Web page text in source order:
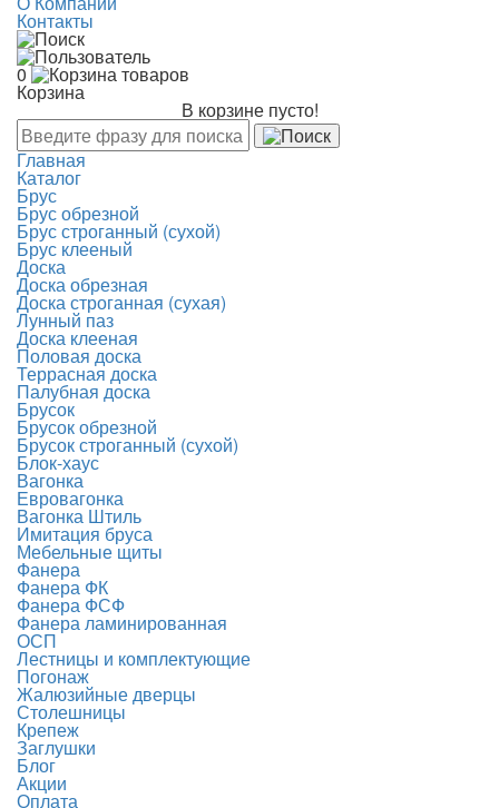
Контакты
0
Корзина
В корзине пусто!
Главная
Каталог
Брус
Брус обрезной
Брус строганный (сухой)
Брус клееный
Доска
Доска обрезная
Доска строганная (сухая)
Лунный паз
Доска клееная
Половая доска
Террасная доска
Палубная доска
Брусок
Брусок обрезной
Брусок строганный (сухой)
Блок-хаус
Вагонка
Евровагонка
Вагонка Штиль
Имитация бруса
Мебельные щиты
Фанера
Фанера ФК
Фанера ФСФ
Фанера ламинированная
ОСП
Лестницы и комплектующие
Погонаж
Жалюзийные дверцы
Столешницы
Крепеж
Заглушки
Блог
Акции
Оплата